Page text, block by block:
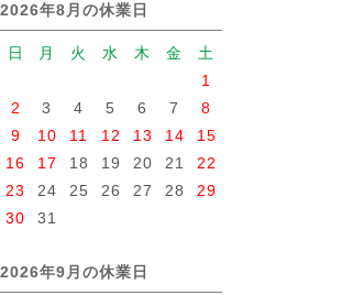
2026年8月の休業日
日 月 火 水 木 金
土
1
2
3 4 5 6 7
8
9
10 11 12 13 14
15
16
17 18 19 20 21
22
23
24 25 26 27 28
29
30
31
2026年9月の休業日